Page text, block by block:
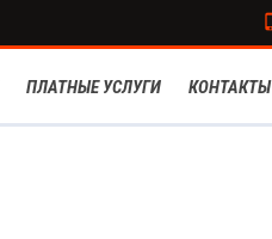
ПЛАТНЫЕ УСЛУГИ КОНТАКТЫ